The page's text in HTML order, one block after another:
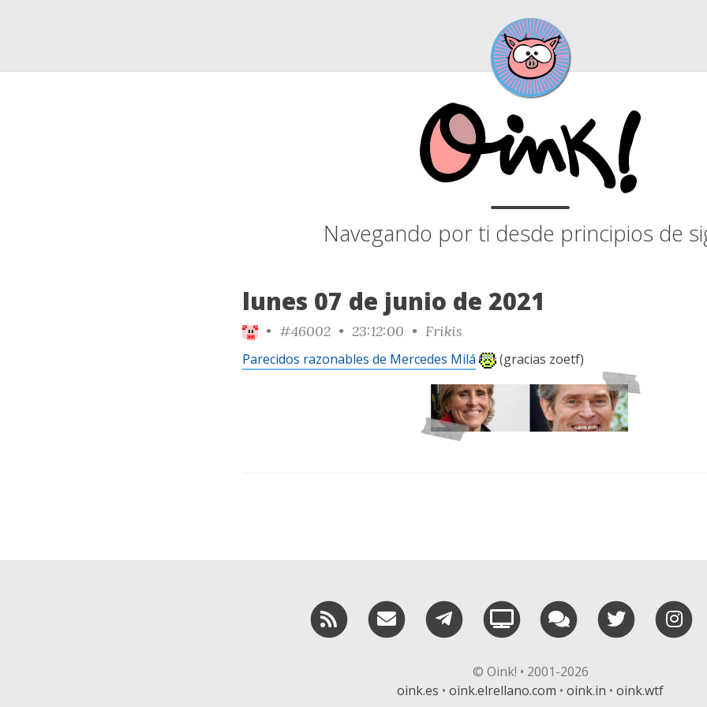
Navegando por ti desde principios de
lunes 07 de junio de 2021
• #46002 • 23:12:00 • Frikis
Parecidos razonables de Mercedes Milá (gracias zoetf)
RSS ¡Mándame un email!
¡Nuestro canal en Telegram!
Oink! TV Charla conTwitter
© Oink! • 2001-2026
oink.es • oink.elrellano.com • oink.in • oink.wtf